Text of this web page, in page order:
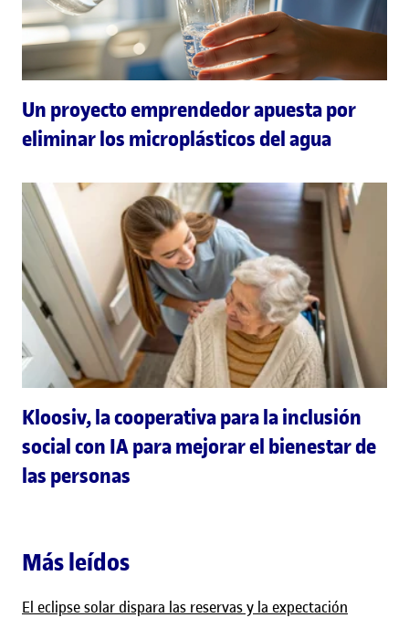
Un proyecto emprendedor apuesta por
eliminar los microplásticos del agua
Kloosiv, la cooperativa para la inclusión
social con IA para mejorar el bienestar de
las personas
Más leídos
El eclipse solar dispara las reservas y la expectación